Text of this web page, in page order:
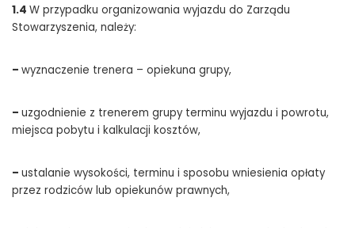
1.4 W przypadku organizowania wyjazdu do Zarządu
Stowarzyszenia, należy:
– wyznaczenie trenera – opiekuna grupy,
– uzgodnienie z trenerem grupy terminu wyjazdu i powrotu,
miejsca pobytu i kalkulacji kosztów,
– ustalanie wysokości, terminu i sposobu wniesienia opłaty
przez rodziców lub opiekunów prawnych,